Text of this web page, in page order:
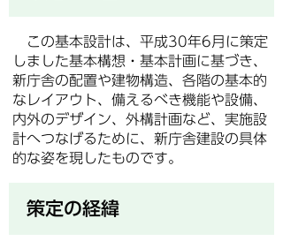
この基本設計は、平成30年6月に策定
しました基本構想・基本計画に基づき、
新庁舎の配置や建物構造、各階の基本的
なレイアウト、備えるべき機能や設備、
内外のデザイン、外構計画など、実施設
計へつなげるために、新庁舎建設の具体
的な姿を現したものです。
策定の経緯